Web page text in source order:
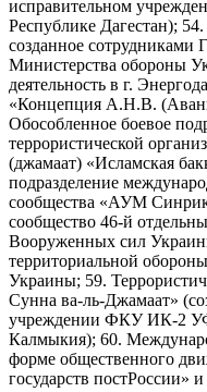
исправительном
Республике Дагестан);
созданное сотрудниками
Министерства обороны
деятельность в г.
«Концепция А.Н.В.
Обособленное боевое
террористической
(джамаат) «Исламская
подразделение
сообщества «АУМ
сообщество 46-й
Вооруженных сил
территориальной
Украины; 59.
Сунна ва-ль-Джамаат»
учреждении ФКУ ИК-2
Калмыкия); 60.
форме общественного
государств постРоссии»